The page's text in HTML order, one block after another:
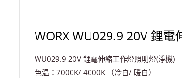
WORX WU029.9 20V 鋰
WU029.9 20V 鋰電伸縮工作燈照明燈(淨機)
色温：7000K/ 4000K （冷白/ 暖白）